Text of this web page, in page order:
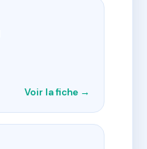
Voir la fiche →